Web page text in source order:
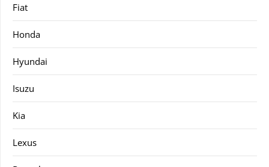
Fiat
Honda
Hyundai
Isuzu
Kia
Lexus